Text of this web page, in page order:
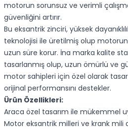
motorun sorunsuz ve verimli
güvenliğini artırır.
Bu eksantrik zinciri, yüksek
teknolojisi ile üretilmiş olup
uzun süre korur. İna marka kalite
tasarlanmış olup, uzun ömürlü ve
motor sahipleri için özel olarak
orijinal performansını destekler.
Ürün Özellikleri:
Araca özel tasarım ile mükemmel
Motor eksantrik milleri ve krank mili